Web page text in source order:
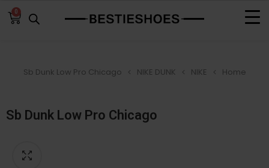
0
Home
NIKE
NIKE DUNK
Sb Dunk Low Pro Chicago
Sb Dunk Low Pro Chicago